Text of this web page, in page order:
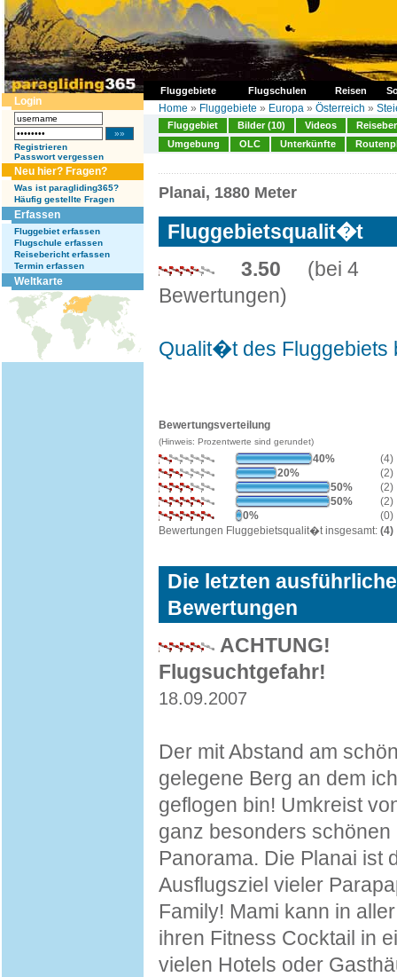
Fluggebiete Flugschulen Reisen
Login
Registrieren
Passwort vergessen
Neu hier? Fragen?
Was ist paragliding365?
Häufig gestellte Fragen
Erfassen
Fluggebiet erfassen
Flugschule erfassen
Reisebericht erfassen
Termin erfassen
Weltkarte
Home » Fluggebiete » Europa » Österreich »
Fluggebiet Bilder (10) Videos
Umgebung
OLC Unterkünfte
Planai, 1880 Meter
Fluggebietsqualit�t
3.50 (bei 4
Bewertungen)
Qualit�t des Fluggebiets
Bewertungsverteilung
(Hinweis: Prozentwerte sind gerundet)
40%
(4)
20%
(2)
50%
(2)
50%
(2)
0%
(0)
Bewertungen Fluggebietsqualit�t insgesamt: (4)
Die letzten
Bewertungen
ACHTUNG!
Flugsuchtgefahr!
18.09.2007
Der mit Abstand am
gelegene Berg an dem
geflogen bin! Umkreist
ganz besonders schönen
Panorama. Die Planai ist
Ausflugsziel vieler
Family! Mami kann in
ihren Fitness Cocktail in
vielen Hotels oder